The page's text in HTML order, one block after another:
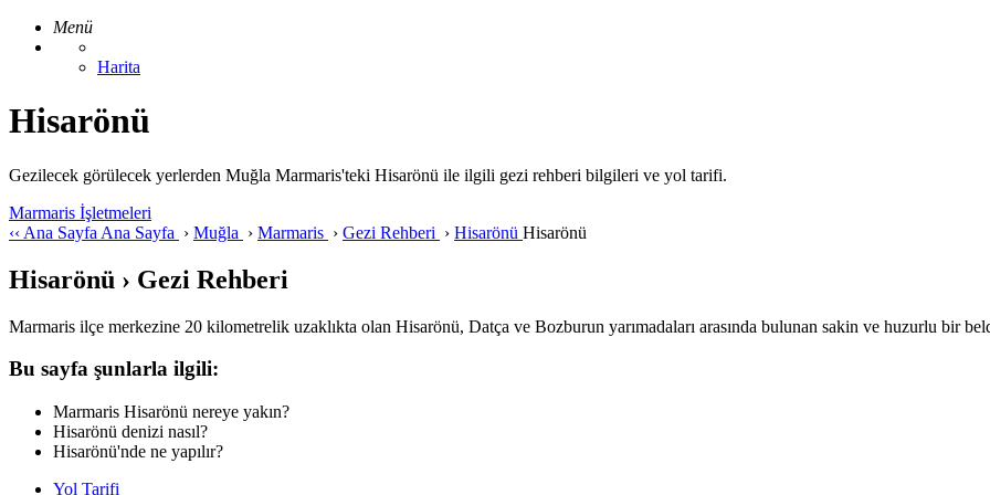
Menü
Harita
Hisarönü
Gezilecek görülecek yerlerden Muğla Marmaris'teki Hisarönü ile ilgili gezi rehberi bilgileri ve yol tarifi.
Marmaris İşletmeleri
‹‹ Ana Sayfa Ana Sayfa › Muğla › Marmaris › Gezi Rehberi › Hisarönü Hisarönü
Hisarönü › Gezi Rehberi
Marmaris ilçe merkezine 20 kilometrelik uzaklıkta olan Hisarönü, Datça ve Bozburun yarımadaları arasında bulunan sakin ve huzurlu bir
Bu sayfa şunlarla ilgili:
Marmaris Hisarönü nereye yakın?
Hisarönü denizi nasıl?
Hisarönü'nde ne yapılır?
Yol Tarifi